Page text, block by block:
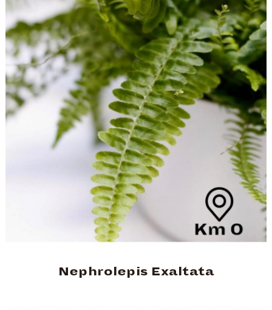
Nephrolepis Exaltata